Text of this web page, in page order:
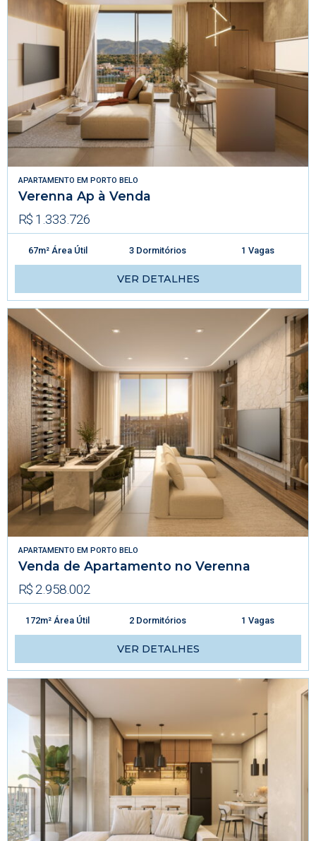
APARTAMENTO EM PORTO BELO
Verenna Ap à Venda
R$ 1.333.726
67m² Área Útil 3 Dormitórios 1 Vagas
VER DETALHES
APARTAMENTO EM PORTO BELO
Venda de Apartamento no Verenna
R$ 2.958.002
172m² Área Útil 2 Dormitórios 1 Vagas
VER DETALHES